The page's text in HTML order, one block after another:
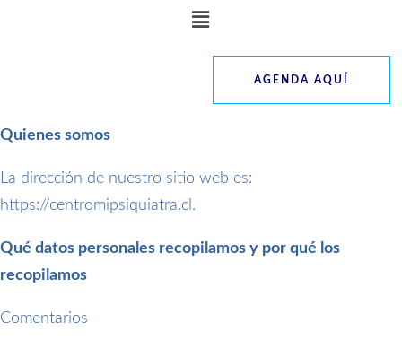
AGENDA AQUÍ
Quienes somos
La dirección de nuestro sitio web es:
https://centromipsiquiatra.cl.
Qué datos personales recopilamos y por qué los
recopilamos
Comentarios